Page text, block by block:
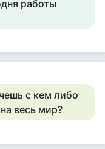
работы
с кем либо
весь мир?